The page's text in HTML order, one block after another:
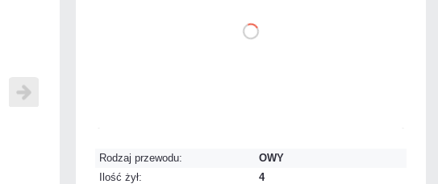
Rodzaj przewodu:
OWY
Ilość żył:
4